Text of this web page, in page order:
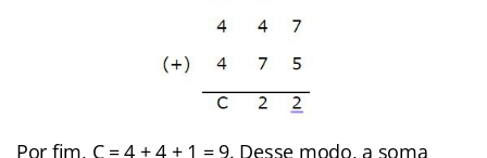
Por fim, C = 4 + 4 + 1 = 9. Desse modo, a soma